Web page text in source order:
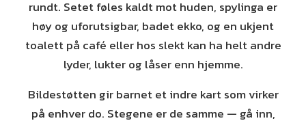
rundt. Setet føles kaldt mot huden, spylinga er
høy og uforutsigbar, badet ekko, og en ukjent
toalett på café eller hos slekt kan ha helt andre
lyder, lukter og låser enn hjemme.
Bildestøtten gir barnet et indre kart som virker
på enhver do. Stegene er de samme — gå inn,